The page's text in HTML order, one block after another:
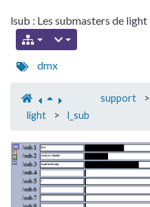
lsub : Les submasters de light
dmx
support >
light
> l_sub